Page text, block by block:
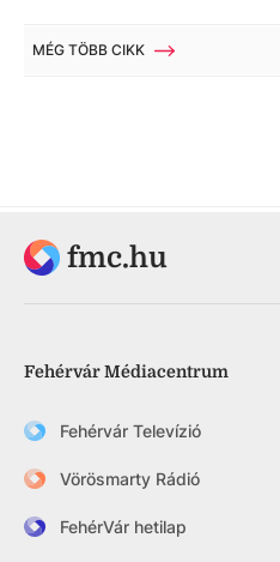
MÉG TÖBB CIKK
fmc.hu
Fehérvár Médiacentrum
Fehérvár Televízió
Vörösmarty Rádió
FehérVár hetilap